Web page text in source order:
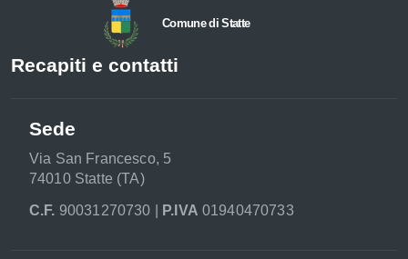
Comune di Statte
Recapiti e contatti
Sede
Via San Francesco, 5
74010 Statte (TA)
C.F. 90031270730 | P.IVA 01940470733